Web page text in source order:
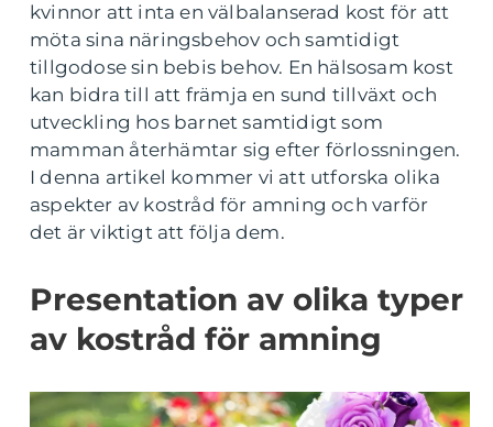
kvinnor att inta en välbalanserad kost för att
möta sina näringsbehov och samtidigt
tillgodose sin bebis behov. En hälsosam kost
kan bidra till att främja en sund tillväxt och
utveckling hos barnet samtidigt som
mamman återhämtar sig efter förlossningen.
I denna artikel kommer vi att utforska olika
aspekter av kostråd för amning och varför
det är viktigt att följa dem.
Presentation av olika typer
av kostråd för amning